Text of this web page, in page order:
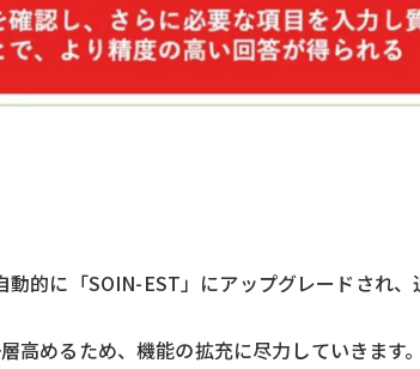
的に「SOIN-EST」にアップグレードされ
めるため、機能の拡充に尽力していきます。